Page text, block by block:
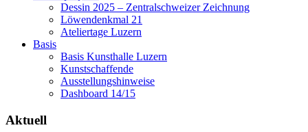
Dessin 2025 – Zentralschweizer Zeichnung
Löwendenkmal 21
Ateliertage Luzern
Basis
Basis Kunsthalle Luzern
Kunstschaffende
Ausstellungshinweise
Dashboard 14/15
Aktuell